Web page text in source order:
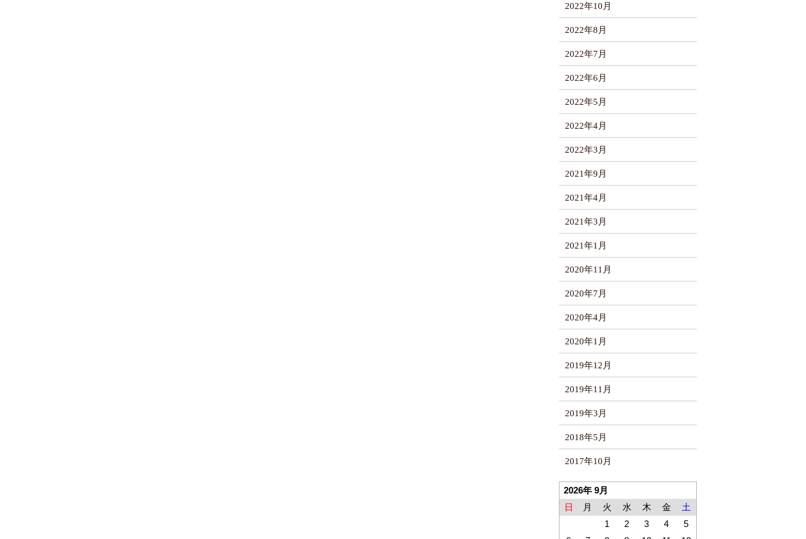
2022年10月
2022年8月
2022年7月
2022年6月
2022年5月
2022年4月
2022年3月
2021年9月
2021年4月
2021年3月
2021年1月
2020年11月
2020年7月
2020年4月
2020年1月
2019年12月
2019年11月
2019年3月
2018年5月
2017年10月
2026年 9月
日
月 火 水 木 金
土
1
2 3 4
5